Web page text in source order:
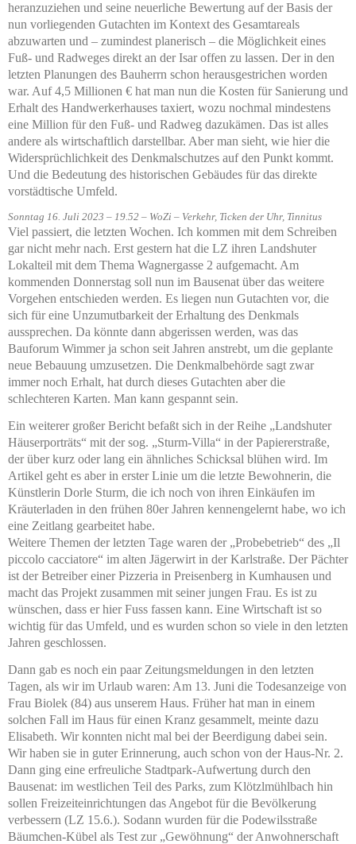
heranzuziehen und seine neuerliche Bewertung auf der Basis der
nun vorliegenden Gutachten im Kontext des Gesamtareals
abzuwarten und – zumindest planerisch – die Möglichkeit eines
Fuß- und Radweges direkt an der Isar offen zu lassen. Der in den
letzten Planungen des Bauherrn schon herausgestrichen worden
war. Auf 4,5 Millionen € hat man nun die Kosten für Sanierung und
Erhalt des Handwerkerhauses taxiert, wozu nochmal mindestens
eine Million für den Fuß- und Radweg dazukämen. Das ist alles
andere als wirtschaftlich darstellbar. Aber man sieht, wie hier die
Widersprüchlichkeit des Denkmalschutzes auf den Punkt kommt.
Und die Bedeutung des historischen Gebäudes für das direkte
vorstädtische Umfeld.
Sonntag 16. Juli 2023 – 19.52 – WoZi – Verkehr, Ticken der Uhr, Tinnitus
Viel passiert, die letzten Wochen. Ich kommen mit dem Schreiben
gar nicht mehr nach. Erst gestern hat die LZ ihren Landshuter
Lokalteil mit dem Thema Wagnergasse 2 aufgemacht. Am
kommenden Donnerstag soll nun im Bausenat über das weitere
Vorgehen entschieden werden. Es liegen nun Gutachten vor, die
sich für eine Unzumutbarkeit der Erhaltung des Denkmals
aussprechen. Da könnte dann abgerissen werden, was das
Bauforum Wimmer ja schon seit Jahren anstrebt, um die geplante
neue Bebauung umzusetzen. Die Denkmalbehörde sagt zwar
immer noch Erhalt, hat durch dieses Gutachten aber die
schlechteren Karten. Man kann gespannt sein.
Ein weiterer großer Bericht befaßt sich in der Reihe „Landshuter
Häuserporträts“ mit der sog. „Sturm-Villa“ in der Papiererstraße,
der über kurz oder lang ein ähnliches Schicksal blühen wird. Im
Artikel geht es aber in erster Linie um die letzte Bewohnerin, die
Künstlerin Dorle Sturm, die ich noch von ihren Einkäufen im
Kräuterladen in den frühen 80er Jahren kennengelernt habe, wo ich
eine Zeitlang gearbeitet habe.
Weitere Themen der letzten Tage waren der „Probebetrieb“ des „Il
piccolo cacciatore“ im alten Jägerwirt in der Karlstraße. Der Pächter
ist der Betreiber einer Pizzeria in Preisenberg in Kumhausen und
macht das Projekt zusammen mit seiner jungen Frau. Es ist zu
wünschen, dass er hier Fuss fassen kann. Eine Wirtschaft ist so
wichtig für das Umfeld, und es wurden schon so viele in den letzten
Jahren geschlossen.
Dann gab es noch ein paar Zeitungsmeldungen in den letzten
Tagen, als wir im Urlaub waren: Am 13. Juni die Todesanzeige von
Frau Biolek (84) aus unserem Haus. Früher hat man in einem
solchen Fall im Haus für einen Kranz gesammelt, meinte dazu
Elisabeth. Wir konnten nicht mal bei der Beerdigung dabei sein.
Wir haben sie in guter Erinnerung, auch schon von der Haus-Nr. 2.
Dann ging eine erfreuliche Stadtpark-Aufwertung durch den
Bausenat: im westlichen Teil des Parks, zum Klötzlmühlbach hin
sollen Freizeiteinrichtungen das Angebot für die Bevölkerung
verbessern (LZ 15.6.). Sodann wurden für die Podewilsstraße
Bäumchen-Kübel als Test zur „Gewöhnung“ der Anwohnerschaft